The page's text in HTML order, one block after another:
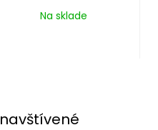
Na sklade